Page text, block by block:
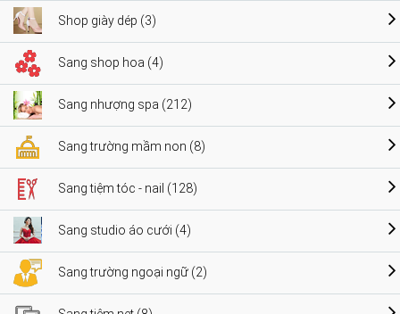
Shop giày dép (3)
Sang shop hoa (4)
Sang nhượng spa (212)
Sang trường mầm non (8)
Sang tiệm tóc - nail (128)
Sang studio áo cưới (4)
Sang trường ngoại ngữ (2)